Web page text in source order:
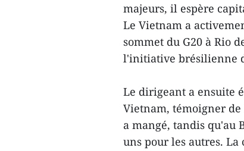
majeurs, il espère
Le Vietnam a
sommet du G20 à Rio
l'initiative brésilienne
Le dirigeant a ensuite
Vietnam, témoigner
a mangé, tandis qu'au
uns pour les autres.